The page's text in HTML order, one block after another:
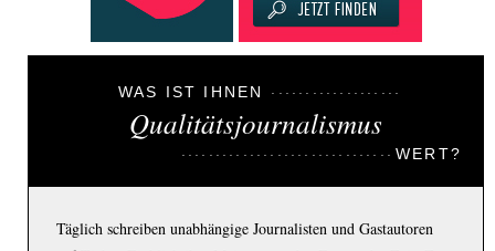
WAS IST IHNEN
Qualitätsjournalismus
WERT?
Täglich schreiben unabhängige Journalisten und Gastautoren